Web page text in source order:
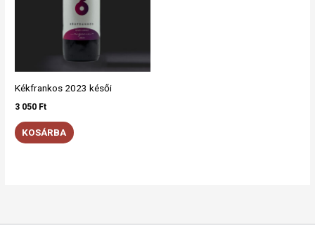
Kékfrankos 2023 késői
3 050 Ft
KOSÁRBA